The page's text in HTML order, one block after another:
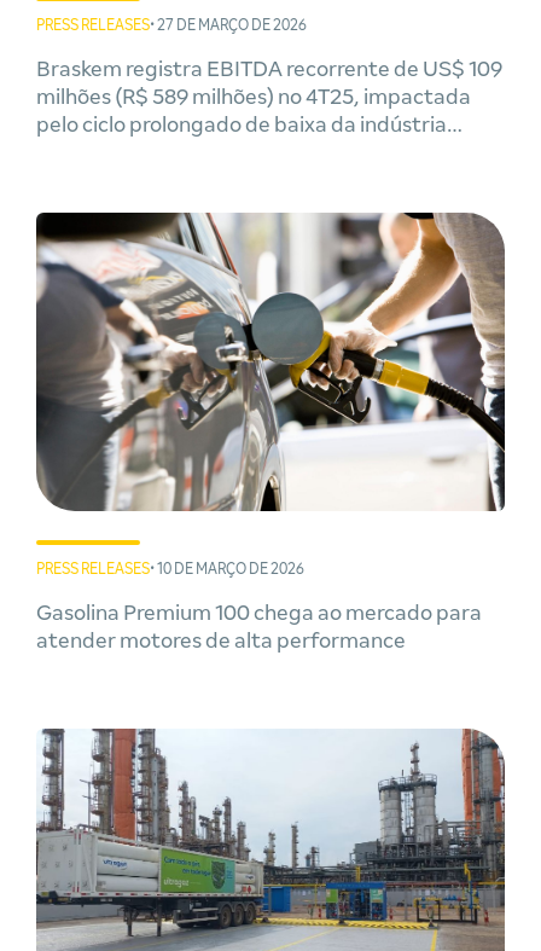
PRESS RELEASES• 27 DE MARÇO DE 2026
Braskem registra EBITDA recorrente de US$ 109
milhões (R$ 589 milhões) no 4T25, impactada
pelo ciclo prolongado de baixa da indústria
PRESS RELEASES• 10 DE MARÇO DE 2026
Gasolina Premium 100 chega ao mercado para
atender motores de alta performance